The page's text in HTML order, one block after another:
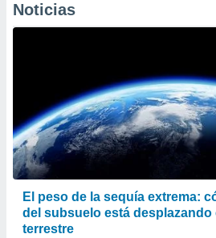
Noticias
El peso de la sequía extrema:
del subsuelo está desplazando
terrestre